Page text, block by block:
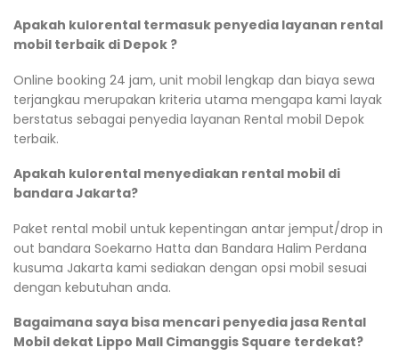
Apakah kulorental termasuk penyedia layanan rental
mobil terbaik di Depok ?
Online booking 24 jam, unit mobil lengkap dan biaya sewa
terjangkau merupakan kriteria utama mengapa kami layak
berstatus sebagai penyedia layanan Rental mobil Depok
terbaik.
Apakah kulorental menyediakan rental mobil di
bandara Jakarta?
Paket rental mobil untuk kepentingan antar jemput/drop in
out bandara Soekarno Hatta dan Bandara Halim Perdana
kusuma Jakarta kami sediakan dengan opsi mobil sesuai
dengan kebutuhan anda.
Bagaimana saya bisa mencari penyedia jasa Rental
Mobil dekat Lippo Mall Cimanggis Square terdekat?